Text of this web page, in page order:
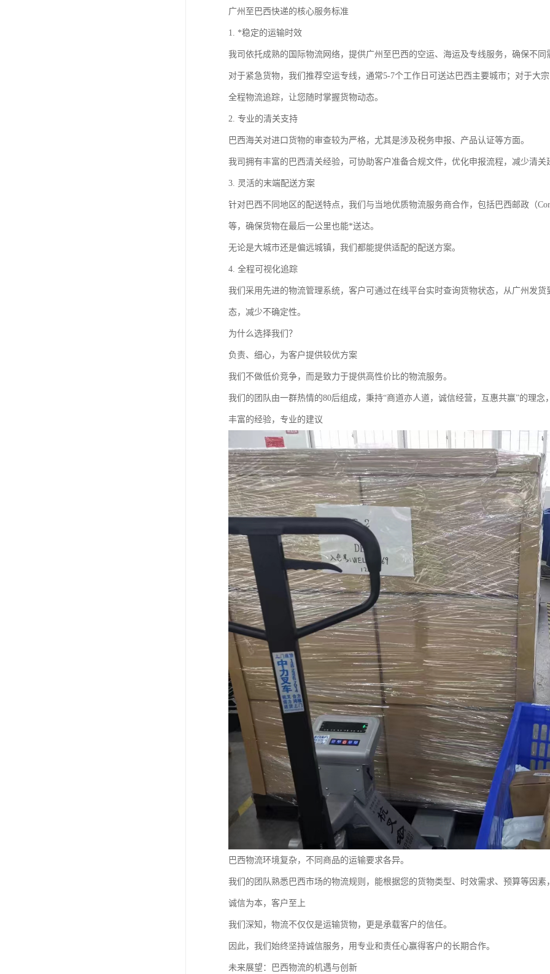
广州至巴西快递的核心服务标准
1. *稳定的运输时效
我司依托成熟的国际物流网络，提供广州至巴西的空运、海运及专线服务，确保不
对于紧急货物，我们推荐空运专线，通常5-7个工作日可送达巴西主要城市；对于大
全程物流追踪，让您随时掌握货物动态。
2. 专业的清关支持
巴西海关对进口货物的审查较为严格，尤其是涉及税务申报、产品认证等方面。
我司拥有丰富的巴西清关经验，可协助客户准备合规文件，优化申报流程，减少清
3. 灵活的末端配送方案
针对巴西不同地区的配送特点，我们与当地优质物流服务商合作，包括巴西邮政（
等，确保货物在最后一公里也能*送达。
无论是大城市还是偏远城镇，我们都能提供适配的配送方案。
4. 全程可视化追踪
我们采用先进的物流管理系统，客户可通过在线平台实时查询货物状态，从广州发
态，减少不确定性。
为什么选择我们？
负责、细心，为客户提供较优方案
我们不做低价竞争，而是致力于提供高性价比的物流服务。
我们的团队由一群热情的80后组成，秉持“商道亦人道，诚信经营，互惠共赢”的理
丰富的经验，专业的建议
巴西物流环境复杂，不同商品的运输要求各异。
我们的团队熟悉巴西市场的物流规则，能根据您的货物类型、时效需求、预算等因
诚信为本，客户至上
我们深知，物流不仅仅是运输货物，更是承载客户的信任。
因此，我们始终坚持诚信服务，用专业和责任心赢得客户的长期合作。
未来展望：巴西物流的机遇与创新